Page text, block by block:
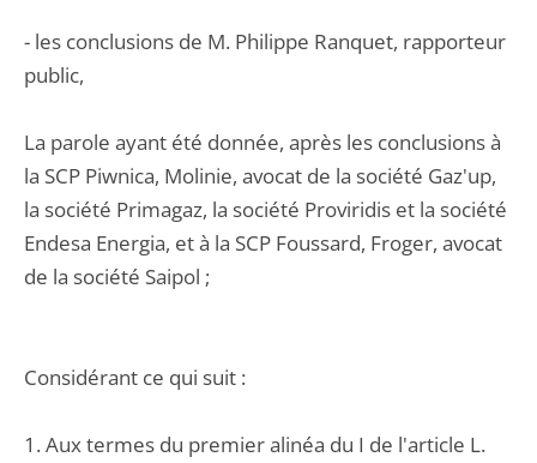
- les conclusions de M. Philippe Ranquet, rapporteur
public,
La parole ayant été donnée, après les conclusions à
la SCP Piwnica, Molinie, avocat de la société Gaz'up,
la société Primagaz, la société Proviridis et la société
Endesa Energia, et à la SCP Foussard, Froger, avocat
de la société Saipol ;
Considérant ce qui suit :
1. Aux termes du premier alinéa du I de l'article L.